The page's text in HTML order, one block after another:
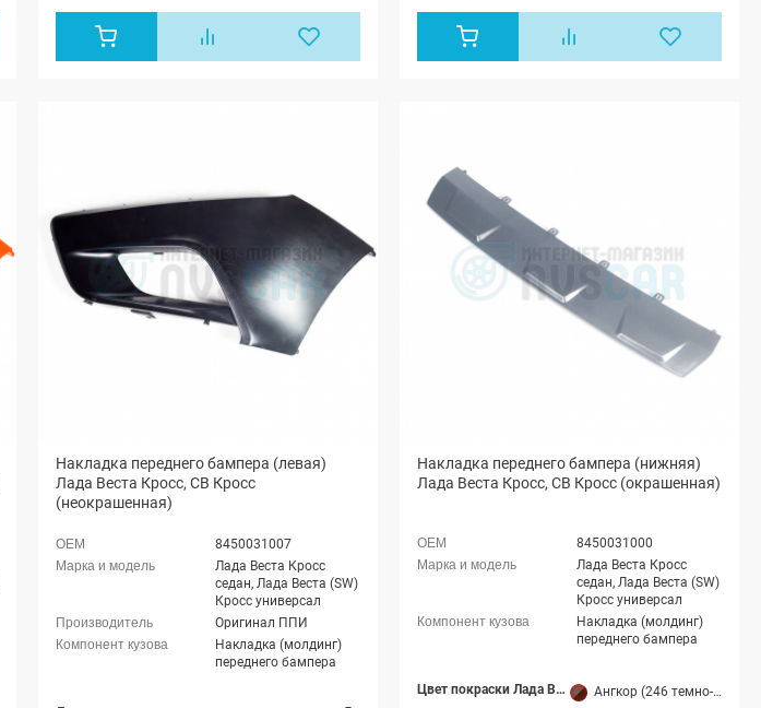
Накладка переднего бампера (левая)
Лада Веста Кросс, СВ Кросс
(неокрашенная)
8450031007
Лада Веста Кросс
седан, Лада Веста (SW)
Кросс универсал
Оригинал ППИ
Накладка (молдинг)
переднего бампера
Накладка переднего бампера (нижняя)
Лада Веста Кросс, СВ Кросс (окрашенная)
8450031000
Лада Веста Кросс
седан, Лада Веста (SW)
Кросс универсал
Накладка (молдинг)
переднего бампера
Цвет покраски Лада Веста Ангкор (246 темно-коричневый)